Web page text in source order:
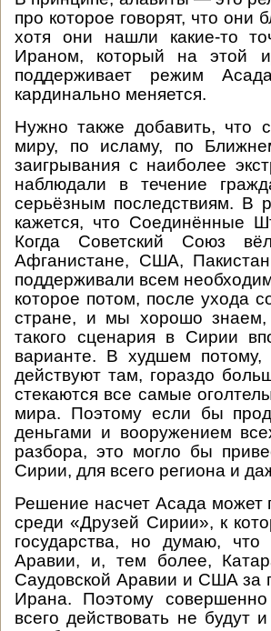
про которое говорят, что они
хотя они нашли какие-то
Ираном, который на этой
поддерживает режим
кардинально меняется.
Нужно также добавить, что
миру, по исламу, по
заигрывания с наиболее
наблюдали в течение
серьёзным последствиям. В
кажется, что Соединённые
Когда Советский Союз
Афганистане, США,
поддерживали всем
которое потом, после ухода
стране, и мы хорошо знаем,
такого сценария в Сирии
варианте. В худшем потому,
действуют там, гораздо
стекаются все самые
мира. Поэтому если бы
деньгами и вооружением
разбора, это могло бы
Сирии, для всего региона и
Решение насчет Асада может
среди «Друзей Сирии», к
государства, но думаю,
Аравии, и, тем более,
Саудовской Аравии и США за
Ирана. Поэтому
всего действовать не будут